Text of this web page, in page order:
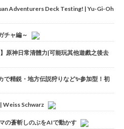
Adventurers Deck Testing! | Yu-Gi-Oh
チャ編～
原神日常清體力|可能玩其他遊戲之後去
で精鋭・地方伝説狩りなど✨参加型！初
Weiss Schwarz
の蒼斬しのぶをAIで動かす